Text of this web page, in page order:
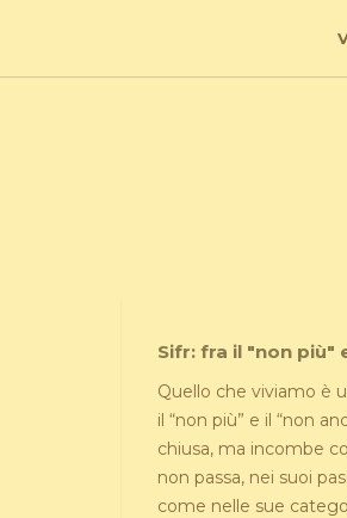
Sifr: fra il "non più"
Quello che viviamo è
il “non più” e il “non
chiusa, ma incombe
non passa, nei suoi
come nelle sue